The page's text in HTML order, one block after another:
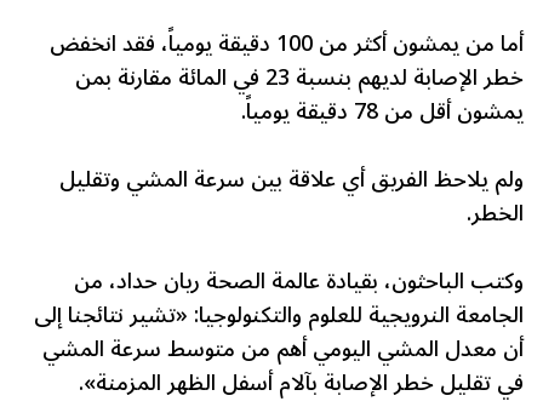
أما من يمشون أكثر من 100 دقيقة يومياً، فقد انخفض
خطر الإصابة لديهم بنسبة 23 في المائة مقارنة بمن
يمشون أقل من 78 دقيقة يومياً.
ولم يلاحظ الفريق أي علاقة بين سرعة المشي وتقليل
الخطر.
وكتب الباحثون، بقيادة عالمة الصحة ريان حداد، من
الجامعة النرويجية للعلوم والتكنولوجيا: «تشير نتائجنا إلى
أن معدل المشي اليومي أهم من متوسط سرعة المشي
في تقليل خطر الإصابة بآلام أسفل الظهر المزمنة».